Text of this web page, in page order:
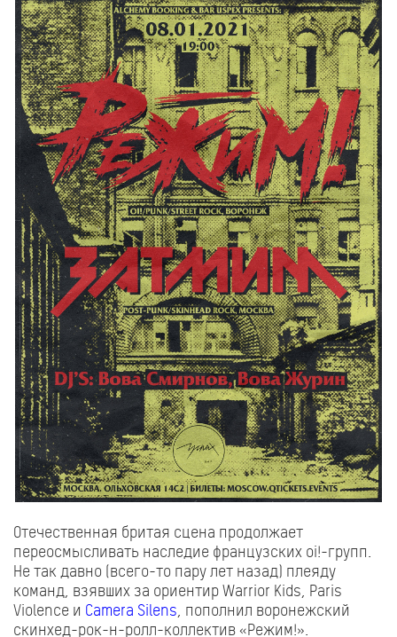
Отечественная бритая сцена продолжает
переосмысливать наследие французских oi!-групп.
Не так давно (всего-то пару лет назад) плеяду
команд, взявших за ориентир Warrior Kids, Paris
Violence и Camera Silens , пополнил воронежский
скинхед-рок-н-ролл-коллектив «Режим!».